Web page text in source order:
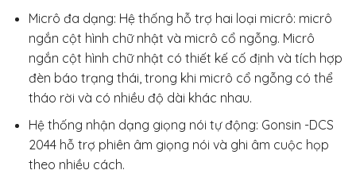
Micrô đa dạng: Hệ thống hỗ trợ hai loại micrô: micrô
ngắn cột hình chữ nhật và micrô cổ ngỗng. Micrô
ngắn cột hình chữ nhật có thiết kế cố định và tích hợp
đèn báo trạng thái, trong khi micrô cổ ngỗng có thể
tháo rời và có nhiều độ dài khác nhau.
Hệ thống nhận dạng giọng nói tự động: Gonsin -DCS
2044 hỗ trợ phiên âm giọng nói và ghi âm cuộc họp
theo nhiều cách.